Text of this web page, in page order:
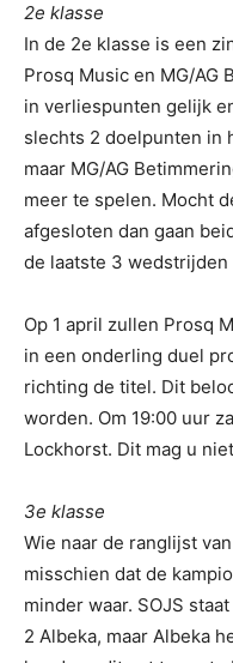
2e klasse
In de 2e klasse is een
Prosq Music en MG/AG
in verliespunten gelijk
slechts 2 doelpunten in
maar MG/AG
meer te spelen. Mocht
afgesloten dan gaan
de laatste 3 wedstrijden
Op 1 april zullen Prosq
in een onderling duel
richting de titel. Dit
worden. Om 19:00 uur
Lockhorst. Dit mag u
3e klasse
Wie naar de ranglijst
misschien dat de
minder waar. SOJS
2 Albeka, maar Albeka